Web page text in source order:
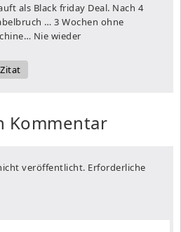
als Black friday Deal. Nach 4
… 3 Wochen ohne
Nie wieder
Zitat
Kommentar
veröffentlicht. Erforderliche